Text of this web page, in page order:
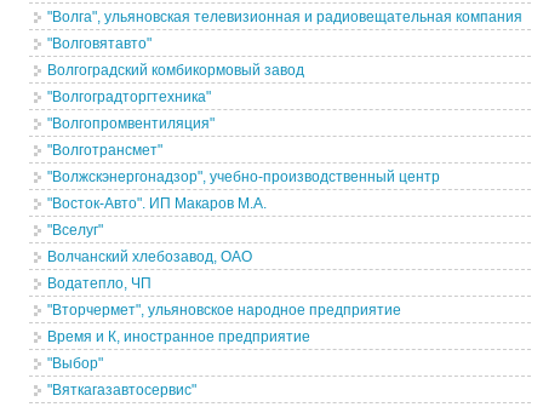
"Волга", ульяновская телевизионная и радиовещательная компания
"Волговятавто"
Волгоградский комбикормовый завод
"Волгоградторгтехника"
"Волгопромвентиляция"
"Волготрансмет"
"Волжскэнергонадзор", учебно-производственный центр
"Восток-Авто". ИП Макаров М.А.
"Вселуг"
Волчанский хлебозавод, ОАО
Водатепло, ЧП
"Вторчермет", ульяновское народное предприятие
Время и К, иностранное предприятие
"Выбор"
"Вяткагазавтосервис"